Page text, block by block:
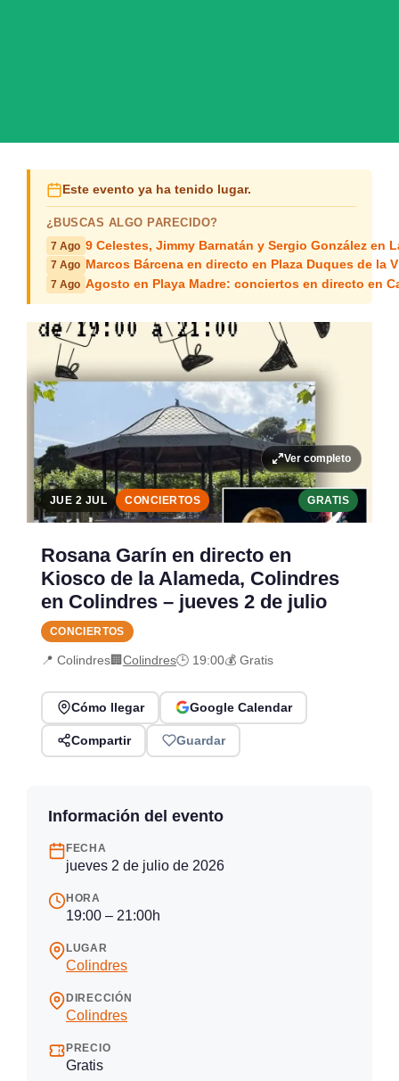
Este evento ya ha tenido lugar.
¿BUSCAS ALGO PARECIDO?
7 Ago 9 Celestes, Jimmy Barnatán y Sergio González en
7 Ago Marcos Bárcena en directo en Plaza Duques de la
7 Ago Agosto en Playa Madre: conciertos en directo en
Ver completo
JUE 2 JUL CONCIERTOS GRATIS
Rosana Garín en directo en
Kiosco de la Alameda, Colindres
en Colindres – jueves 2 de julio
CONCIERTOS
📍 Colindres🏢Colindres🕒 19:00💰 Gratis
Cómo llegar Google Calendar
Compartir Guardar
Información del evento
FECHA
jueves 2 de julio de 2026
HORA
19:00 – 21:00h
LUGAR
Colindres
DIRECCIÓN
Colindres
PRECIO
Gratis